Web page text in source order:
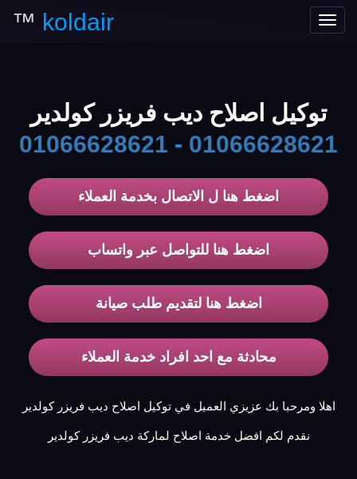
Toggle
koldair
™
توكيل اصلاح ديب فريزر كولدير
01066628621
-
01066628621
اضغط هنا ل الاتصال بخدمة العملاء
اضغط هنا للتواصل عبر واتساب
اضغط هنا لتقديم طلب صيانة
محادثة مع احد افراد خدمة العملاء
اهلا ومرحبا بك عزيزي العميل في توكيل اصلاح ديب فريزر كولدير
نقدم لكم افضل خدمة اصلاح لماركة ديب فريزر كولدير